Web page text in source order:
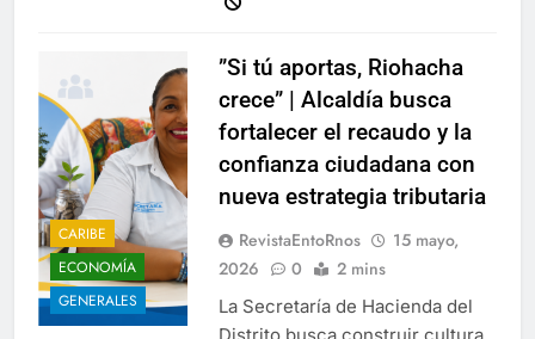
CARIBE
ECONOMÍA
GENERALES
”Si tú aportas, Riohacha
crece” | Alcaldía busca
fortalecer el recaudo y la
confianza ciudadana con
nueva estrategia tributaria
RevistaEntoRnos
15 mayo,
2026
0 2 mins
La Secretaría de Hacienda del